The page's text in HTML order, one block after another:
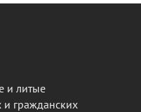
и литые
гражданских